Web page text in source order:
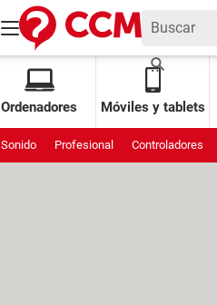
Ordenadores Móviles y tablets
Sonido Profesional Controladores